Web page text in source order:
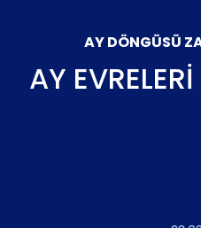
AY DÖNGÜSÜ
AY